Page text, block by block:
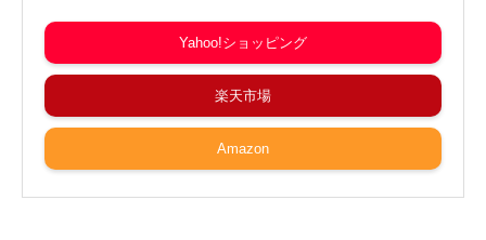
Yahoo!ショッピング
楽天市場
Amazon